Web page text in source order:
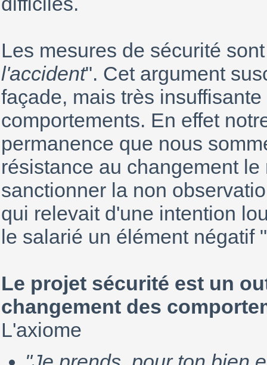
Les mesures de sécurité
l'accident". Cet argument
façade, mais très
comportements. En effet
permanence que nous
résistance au changement
sanctionner la non
qui relevait d'une intention
le salarié un élément négatif "
Le projet sécurité est un
changement des
L'axiome